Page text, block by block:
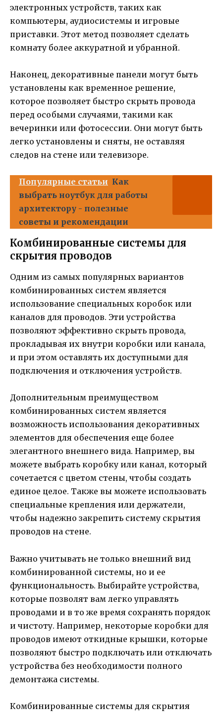
электронных устройств, таких как
компьютеры, аудиосистемы и игровые
приставки. Этот метод позволяет сделать
комнату более аккуратной и убранной.
Наконец, декоративные панели могут быть
установлены как временное решение,
которое позволяет быстро скрыть провода
перед особыми случаями, такими как
вечеринки или фотосессии. Они могут быть
легко установлены и сняты, не оставляя
следов на стене или телевизоре.
Популярные статьи Как
выбрать ноутбук для работы
архитектору - полезные
советы и рекомендации
Комбинированные системы для
скрытия проводов
Одним из самых популярных вариантов
комбинированных систем является
использование специальных коробок или
каналов для проводов. Эти устройства
позволяют эффективно скрыть провода,
прокладывая их внутри коробки или канала,
и при этом оставлять их доступными для
подключения и отключения устройств.
Дополнительным преимуществом
комбинированных систем является
возможность использования декоративных
элементов для обеспечения еще более
элегантного внешнего вида. Например, вы
можете выбрать коробку или канал, который
сочетается с цветом стены, чтобы создать
единое целое. Также вы можете использовать
специальные крепления или держатели,
чтобы надежно закрепить систему скрытия
проводов на стене.
Важно учитывать не только внешний вид
комбинированной системы, но и ее
функциональность. Выбирайте устройства,
которые позволят вам легко управлять
проводами и в то же время сохранять порядок
и чистоту. Например, некоторые коробки для
проводов имеют откидные крышки, которые
позволяют быстро подключать или отключать
устройства без необходимости полного
демонтажа системы.
Комбинированные системы для скрытия